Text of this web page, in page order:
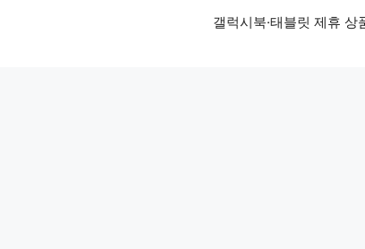
갤럭시북·태블릿 제휴 상